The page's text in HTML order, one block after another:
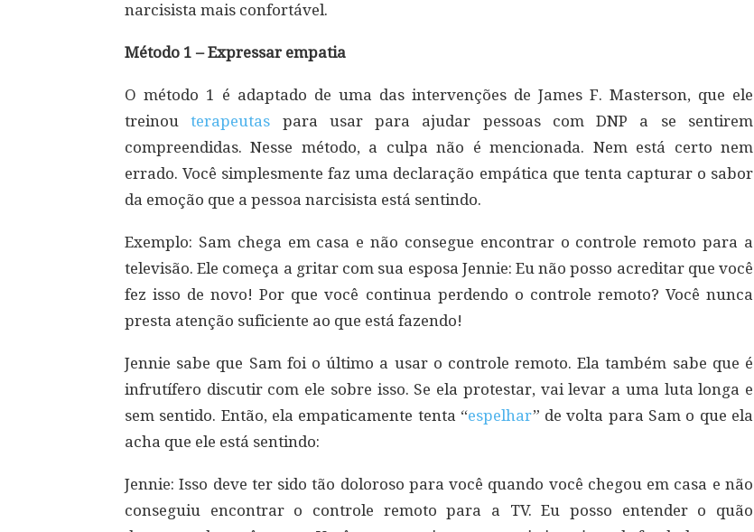
narcisista mais confortável.
Método 1 – Expressar empatia
O método 1 é adaptado de uma das intervenções de James F. Masterson, que ele
treinouterapeutas para usar para ajudar pessoas com DNP a se sentirem
compreendidas. Nesse método, a culpa não é mencionada. Nem está certo nem
errado. Você simplesmente faz uma declaração empática que tenta capturar o sabor
da emoção que a pessoa narcisista está sentindo.
Exemplo: Sam chega em casa e não consegue encontrar o controle remoto para a
televisão. Ele começa a gritar com sua esposa Jennie: Eu não posso acreditar que você
fez isso de novo! Por que você continua perdendo o controle remoto? Você nunca
presta atenção suficiente ao que está fazendo!
Jennie sabe que Sam foi o último a usar o controle remoto. Ela também sabe que é
infrutífero discutir com ele sobre isso. Se ela protestar, vai levar a uma luta longa e
sem sentido. Então, ela empaticamente tenta “espelhar” de volta para Sam o que ela
acha que ele está sentindo:
Jennie: Isso deve ter sido tão doloroso para você quando você chegou em casa e não
conseguiu encontrar o controle remoto para a TV. Eu posso entender o quão